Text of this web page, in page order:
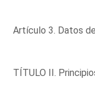
Artículo 3. Datos
TÍTULO II.